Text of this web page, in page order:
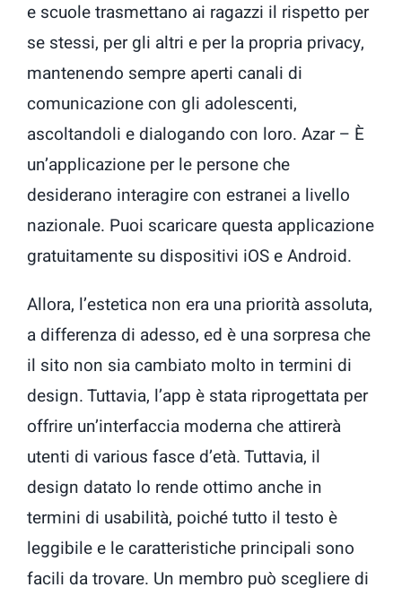
e scuole trasmettano ai ragazzi il rispetto per
se stessi, per gli altri e per la propria privacy,
mantenendo sempre aperti canali di
comunicazione con gli adolescenti,
ascoltandoli e dialogando con loro. Azar – È
un’applicazione per le persone che
desiderano interagire con estranei a livello
nazionale. Puoi scaricare questa applicazione
gratuitamente su dispositivi iOS e Android.
Allora, l’estetica non era una priorità assoluta,
a differenza di adesso, ed è una sorpresa che
il sito non sia cambiato molto in termini di
design. Tuttavia, l’app è stata riprogettata per
offrire un’interfaccia moderna che attirerà
utenti di various fasce d’età. Tuttavia, il
design datato lo rende ottimo anche in
termini di usabilità, poiché tutto il testo è
leggibile e le caratteristiche principali sono
facili da trovare. Un membro può scegliere di